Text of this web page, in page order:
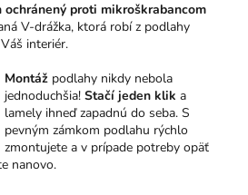
proti mikroškrabancom
V-drážka, ktorá robí z podlahy
interiér.
Montáž podlahy nikdy nebola
jednoduchšia! Stačí jeden klik a
lamely ihneď zapadnú do seba. S
pevným zámkom podlahu rýchlo
zmontujete a v prípade potreby opäť
nanovo.